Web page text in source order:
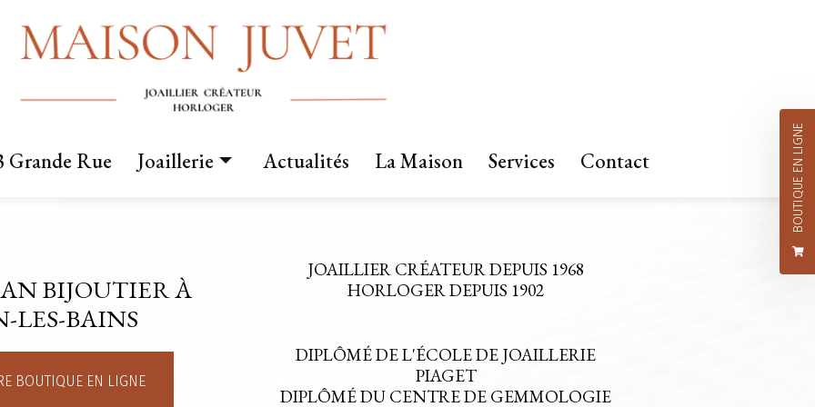
BOUTIQUE EN LIGNE
Grande Rue Joaillerie
Mariage
Actualités La Maison Services Contact
BIJOUTIER À
LES-BAINS
BOUTIQUE EN LIGNE
JOAILLIER CRÉATEUR DEPUIS 1968
HORLOGER DEPUIS 1902
DIPLÔMÉ DE L'ÉCOLE DE JOAILLERIE
PIAGET
DIPLÔMÉ DU CENTRE DE GEMMOLOGIE